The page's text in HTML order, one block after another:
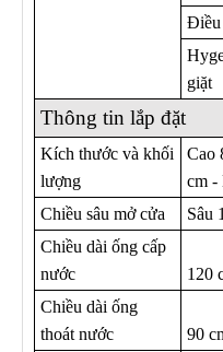
Điều
giặt
Thông tin lắp đặt
Kích thước và khối
lượng
Cao
cm -
Chiều sâu mở cửa
Sâu
Chiều dài ống cấp
nước
120
Chiều dài ống
thoát nước
90